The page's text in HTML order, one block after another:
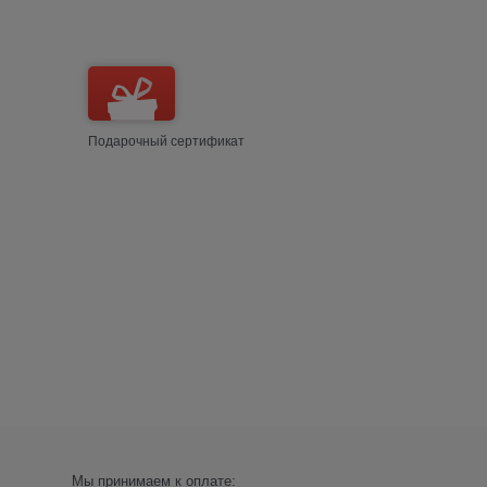
Подарочный сертификат
Мы принимаем к оплате: